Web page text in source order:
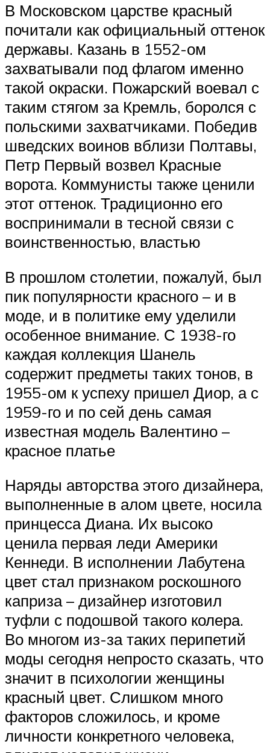
В Московском царстве красный
почитали как официальный оттенок
державы. Казань в 1552-ом
захватывали под флагом именно
такой окраски. Пожарский воевал с
таким стягом за Кремль, боролся с
польскими захватчиками. Победив
шведских воинов вблизи Полтавы,
Петр Первый возвел Красные
ворота. Коммунисты также ценили
этот оттенок. Традиционно его
воспринимали в тесной связи с
воинственностью, властью
В прошлом столетии, пожалуй, был
пик популярности красного – и в
моде, и в политике ему уделили
особенное внимание. С 1938-го
каждая коллекция Шанель
содержит предметы таких тонов, в
1955-ом к успеху пришел Диор, а с
1959-го и по сей день самая
известная модель Валентино –
красное платье
Наряды авторства этого дизайнера,
выполненные в алом цвете, носила
принцесса Диана. Их высоко
ценила первая леди Америки
Кеннеди. В исполнении Лабутена
цвет стал признаком роскошного
каприза – дизайнер изготовил
туфли с подошвой такого колера.
Во многом из-за таких перипетий
моды сегодня непросто сказать, что
значит в психологии женщины
красный цвет. Слишком много
факторов сложилось, и кроме
личности конкретного человека,